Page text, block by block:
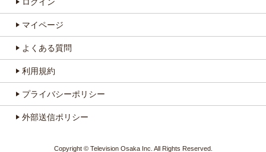
マイページ
よくある質問
利用規約
プライバシーポリシー
外部送信ポリシー
Copyright © Television Osaka Inc. All Rights Reserved.